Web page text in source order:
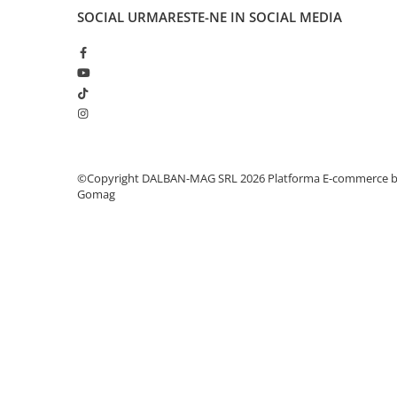
Pernute bebe
Protectie pat copii
Scaune de masa bebe
Truse machiaj copii
SOCIAL URMARESTE-NE IN SOCIAL MEDIA
©Copyright DALBAN-MAG SRL 2026 Platforma E-commerce
Gomag